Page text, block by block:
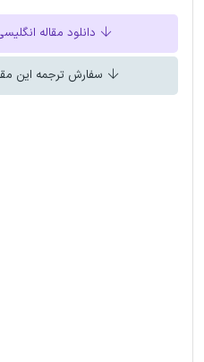
دانلود مقاله
سفارش ترجمه این